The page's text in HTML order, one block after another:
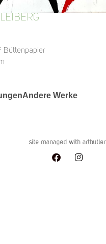
Büttenpapier
Andere Werke
site managed with artbutler